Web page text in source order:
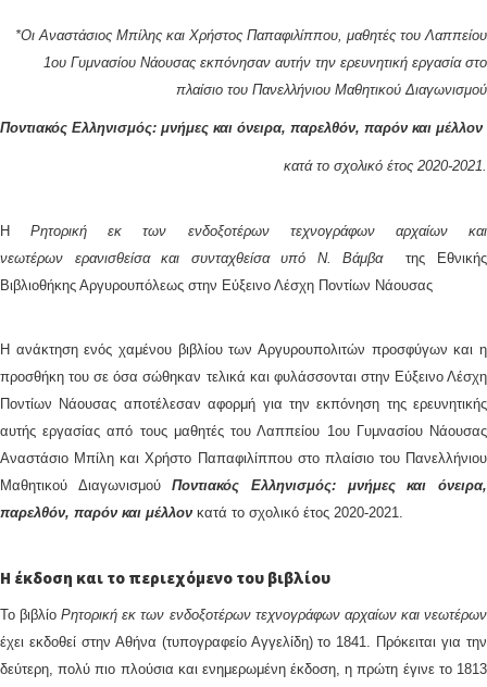
*Οι Αναστάσιος Μπίλης και Χρήστος Παπαφιλίππου, μαθητές του Λαππείου
1ου Γυμνασίου Νάουσας εκπόνησαν αυτήν την ερευνητική εργασία στο
πλαίσιο του Πανελλήνιου Μαθητικού Διαγωνισμού
Ποντιακός Ελληνισμός: μνήμες και όνειρα, παρελθόν, παρόν και μέλλον
κατά το σχολικό έτος 2020-2021.
HΡητορική εκ των ενδοξοτέρων τεχνογράφων αρχαίων και
νεωτέρων ερανισθείσα και συνταχθείσα υπό Ν. Βάμβατης Εθνικής
Βιβλιοθήκης Αργυρουπόλεως στην Εύξεινο Λέσχη Ποντίων Νάουσας
Η ανάκτηση ενός χαμένου βιβλίου των Αργυρουπολιτών προσφύγων και η
προσθήκη του σε όσα σώθηκαν τελικά και φυλάσσονται στην Εύξεινο Λέσχη
Ποντίων Νάουσας αποτέλεσαν αφορμή για την εκπόνηση της ερευνητικής
αυτής εργασίας από τους μαθητές του Λαππείου 1ου Γυμνασίου Νάουσας
Αναστάσιο Μπίλη και Χρήστο Παπαφιλίππου στο πλαίσιο του Πανελλήνιου
Μαθητικού ΔιαγωνισμούΠοντιακός Ελληνισμός: μνήμες και όνειρα,
παρελθόν, παρόν και μέλλον κατά το σχολικό έτος 2020-2021.
Η έκδοση και το περιεχόμενο του βιβλίου
Το βιβλίοΡητορική εκ των ενδοξοτέρων τεχνογράφων αρχαίων και νεωτέρων
έχει εκδοθεί στην Αθήνα (τυπογραφείο Αγγελίδη) το 1841. Πρόκειται για την
δεύτερη, πολύ πιο πλούσια και ενημερωμένη έκδοση, η πρώτη έγινε το 1813